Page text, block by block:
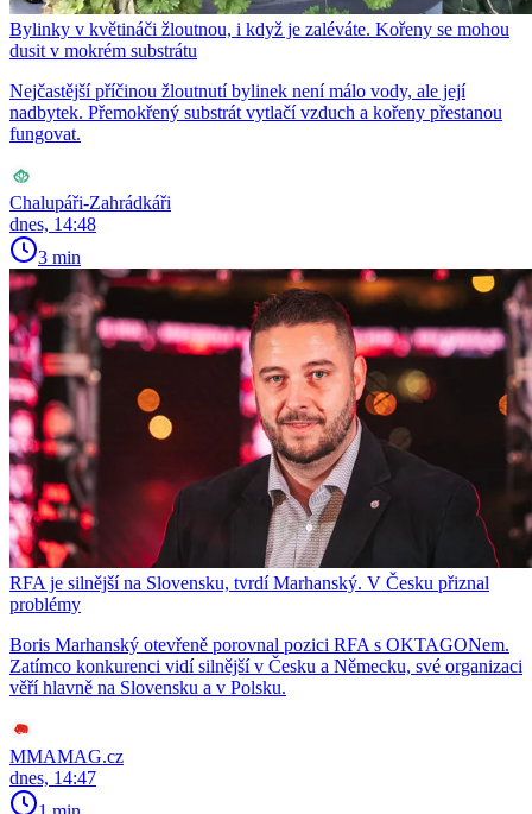
Bylinky v květináči žloutnou, i když je zaléváte. Kořeny se mohou
dusit v mokrém substrátu
Nejčastější příčinou žloutnutí bylinek není málo vody, ale její
nadbytek. Přemokřený substrát vytlačí vzduch a kořeny přestanou
fungovat.
Chalupáři-Zahrádkáři
dnes, 14:48
3 min
RFA je silnější na Slovensku, tvrdí Marhanský. V Česku přiznal
problémy
Boris Marhanský otevřeně porovnal pozici RFA s OKTAGONem.
Zatímco konkurenci vidí silnější v Česku a Německu, své organizaci
věří hlavně na Slovensku a v Polsku.
MMAMAG.cz
dnes, 14:47